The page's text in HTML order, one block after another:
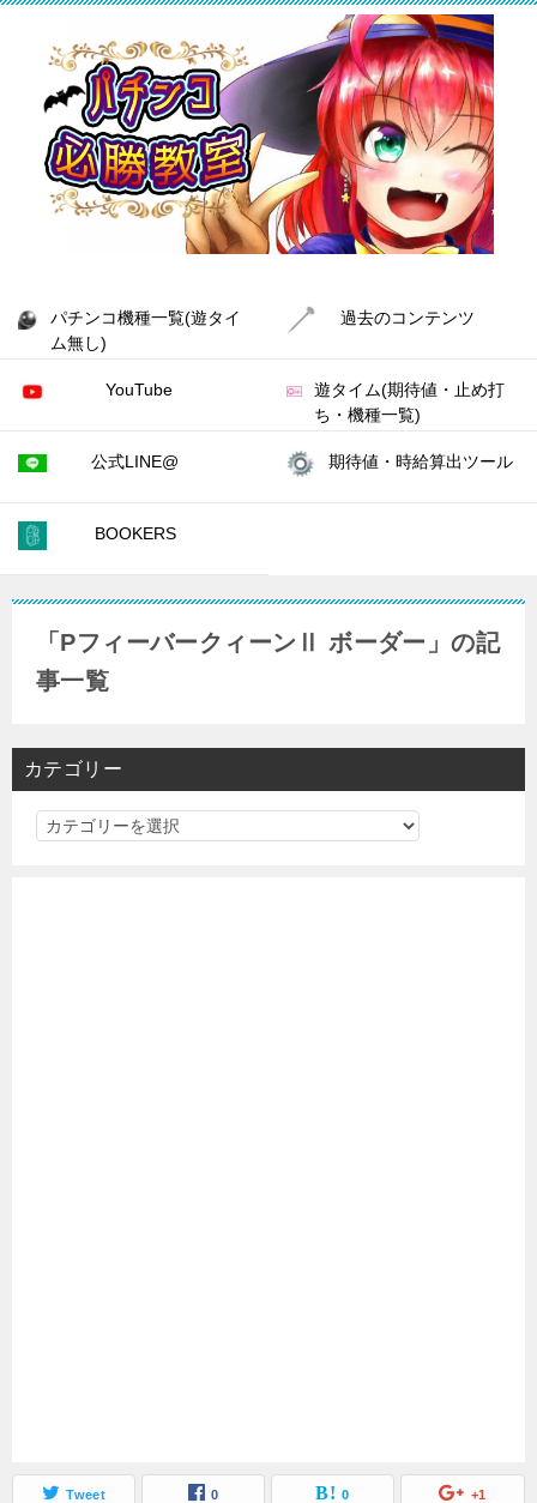
パチンコ機種一覧(遊タイ
ム無し)
過去のコンテンツ
YouTube
遊タイム(期待値・止め打
ち・機種一覧)
公式LINE@ 期待値・時給算出ツール
BOOKERS
「PフィーバークィーンⅡ ボーダー」の記
事一覧
カテゴリー
カ
Tweet 0 0 +1